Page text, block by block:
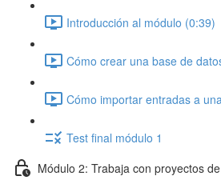
Introducción al módulo (0:39)
Cómo crear una base de
Cómo importar entradas a
Test final módulo 1
Módulo 2: Trabaja con proyectos